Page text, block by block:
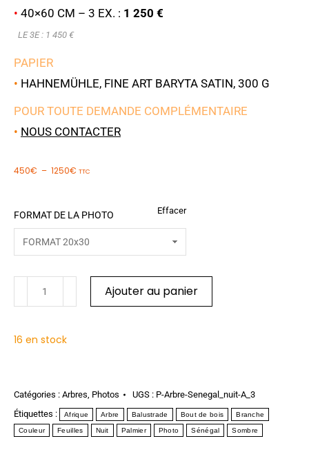
• 40×60 CM – 3 EX. : 1 250 €
LE 3E : 1 450 €
PAPIER
• HAHNEMÜHLE, FINE ART BARYTA SATIN, 300 G
POUR TOUTE DEMANDE COMPLÉMENTAIRE
• NOUS CONTACTER
450€ – 1250€ TTC
FORMAT DE LA PHOTO Effacer
Ajouter au panier
16 en stock
Catégories : Arbres, Photos UGS : P-Arbre-Senegal_nuit-A_3
Étiquettes :
Afrique Arbre Balustrade Bout de bois Branche
Couleur Feuilles Nuit Palmier Photo Sénégal Sombre